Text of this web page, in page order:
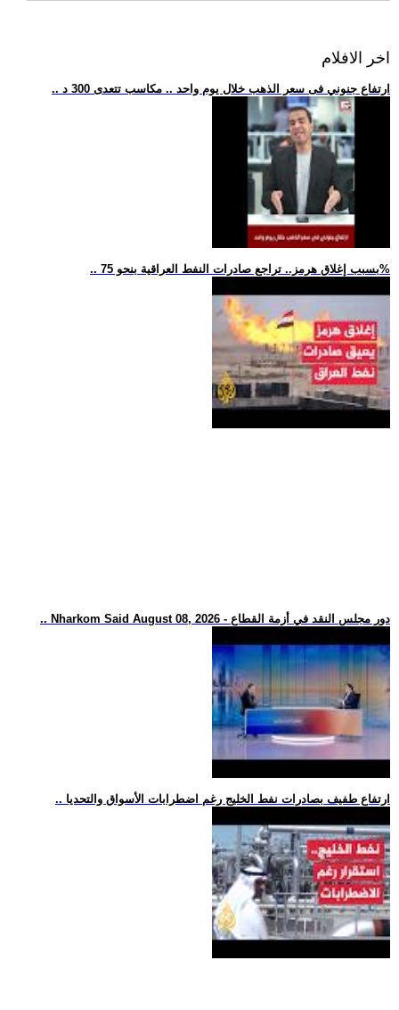
اخر الافلام
.. ارتفاع جنوني فى سعر الذهب خلال يوم واحد .. مكاسب تتعدى 300 د
.. بسبب إغلاق هرمز.. تراجع صادرات النفط العراقية بنحو 75%
.. Nharkom Said August 08, 2026 - دور مجلس النقد في أزمة القطاع
.. ارتفاع طفيف بصادرات نفط الخليج رغم اضطرابات الأسواق والتحديا